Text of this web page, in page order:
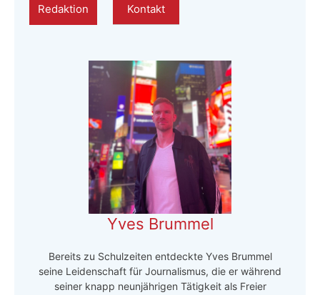
Redaktion Kontakt
Yves Brummel
Bereits zu Schulzeiten entdeckte Yves Brummel
seine Leidenschaft für Journalismus, die er während
seiner knapp neunjährigen Tätigkeit als Freier